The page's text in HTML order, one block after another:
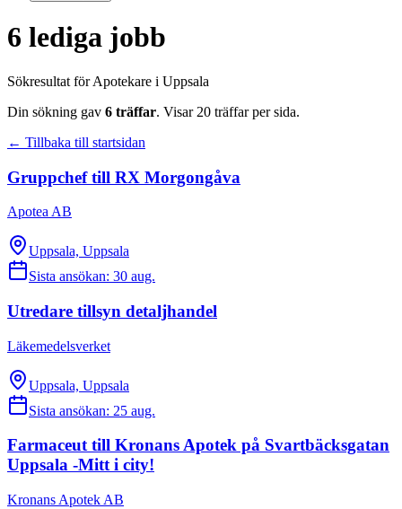
6 lediga jobb
Sökresultat förApotekare i Uppsala
Din sökning gav 6 träffar. Visar 20 träffar per sida.
← Tillbaka till startsidan
Gruppchef till RX Morgongåva
Apotea AB
Uppsala, Uppsala
Sista ansökan: 30 aug.
Utredare tillsyn detaljhandel
Läkemedelsverket
Uppsala, Uppsala
Sista ansökan: 25 aug.
Farmaceut till Kronans Apotek på Svartbäcksgatan
Uppsala -Mitt i city!
Kronans Apotek AB